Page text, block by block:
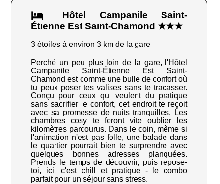
Hôtel Campanile Saint-
Étienne Est Saint-Chamond ★★★
3 étoiles à environ 3 km de la gare
Perché un peu plus loin de la gare, l'Hôtel
Campanile Saint-Étienne Est Saint-
Chamond est comme une bulle de confort où
tu peux poser tes valises sans te tracasser.
Conçu pour ceux qui veulent du pratique
sans sacrifier le confort, cet endroit te reçoit
avec sa promesse de nuits tranquilles. Les
chambres cosy te feront vite oublier les
kilomètres parcourus. Dans le coin, même si
l'animation n'est pas folle, une balade dans
le quartier pourrait bien te surprendre avec
quelques bonnes adresses planquées.
Prends le temps de découvrir, puis repose-
toi, ici, c'est chill et pratique - le combo
parfait pour un séjour sans stress.